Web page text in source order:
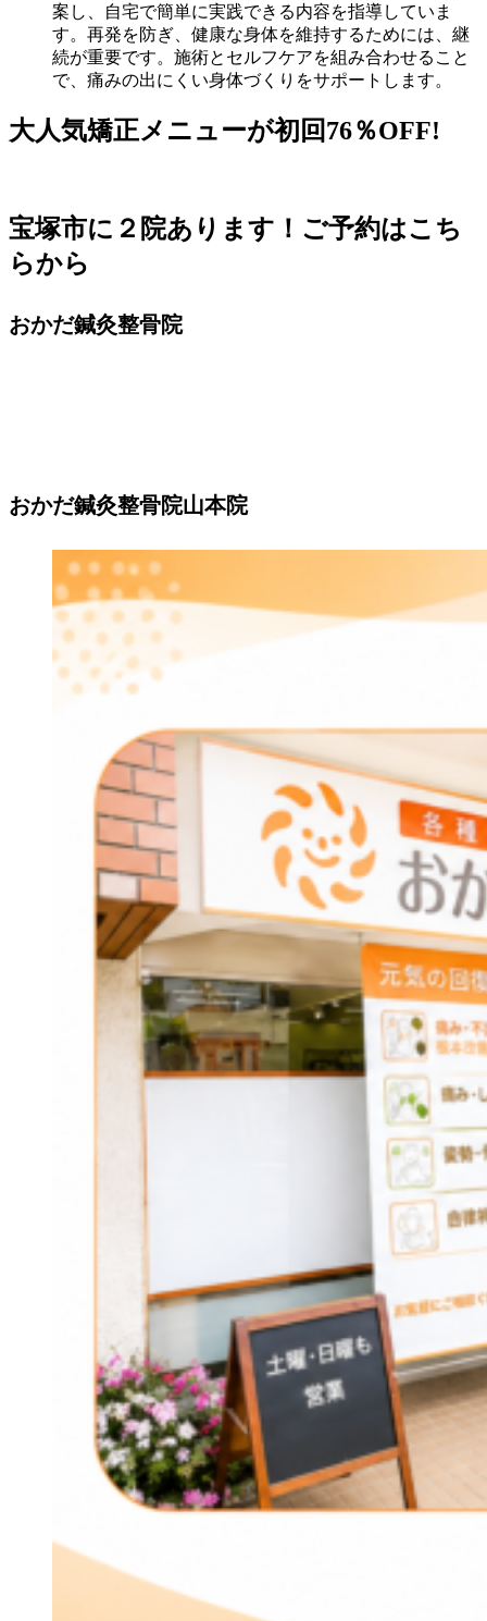
案し、自宅で簡単に実践できる内容を指導していま
す。再発を防ぎ、健康な身体を維持するためには、継
続が重要です。施術とセルフケアを組み合わせること
で、痛みの出にくい身体づくりをサポートします。
大人気矯正メニューが初回76％OFF!
宝塚市に２院あります！ご予約はこち
らから
おかだ鍼灸整骨院
おかだ鍼灸整骨院山本院